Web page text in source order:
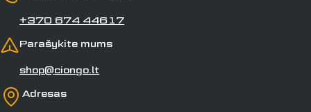
+370 674 44617
Parašykite mums
shop@ciongo.lt
Adresas